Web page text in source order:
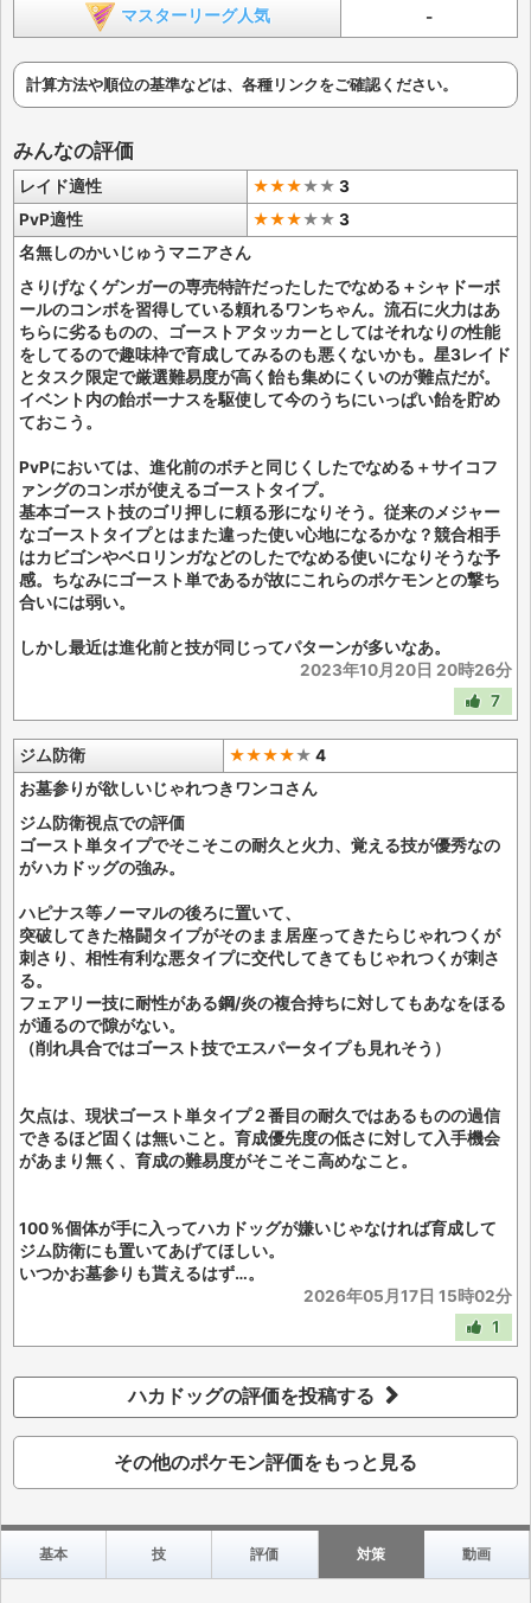
マスターリーグ人気 -
計算方法や順位の基準などは、各種リンクをご確認ください。
みんなの評価
レイド適性 ★★★★★ 3
PvP適性
★★★★★ 3
名無しのかいじゅうマニアさん
さりげなくゲンガーの専売特許だったしたでなめる＋シャドーボ
ールのコンボを習得している頼れるワンちゃん。流石に火力はあ
ちらに劣るものの、ゴーストアタッカーとしてはそれなりの性能
をしてるので趣味枠で育成してみるのも悪くないかも。星3レイド
とタスク限定で厳選難易度が高く飴も集めにくいのが難点だが。
イベント内の飴ボーナスを駆使して今のうちにいっぱい飴を貯め
ておこう。
PvPにおいては、進化前のボチと同じくしたでなめる＋サイコフ
ァングのコンボが使えるゴーストタイプ。
基本ゴースト技のゴリ押しに頼る形になりそう。従来のメジャー
なゴーストタイプとはまた違った使い心地になるかな？競合相手
はカビゴンやベロリンガなどのしたでなめる使いになりそうな予
感。ちなみにゴースト単であるが故にこれらのポケモンとの撃ち
合いには弱い。
しかし最近は進化前と技が同じってパターンが多いなあ。
2023年10月20日 20時26分
7
ジム防衛 ★★★★★ 4
お墓参りが欲しいじゃれつきワンコさん
ジム防衛視点での評価
ゴースト単タイプでそこそこの耐久と火力、覚える技が優秀なの
がハカドッグの強み。
ハピナス等ノーマルの後ろに置いて、
突破してきた格闘タイプがそのまま居座ってきたらじゃれつくが
刺さり、相性有利な悪タイプに交代してきてもじゃれつくが刺さ
る。
フェアリー技に耐性がある鋼/炎の複合持ちに対してもあなをほる
が通るので隙がない。
（削れ具合ではゴースト技でエスパータイプも見れそう）
欠点は、現状ゴースト単タイプ２番目の耐久ではあるものの過信
できるほど固くは無いこと。育成優先度の低さに対して入手機会
があまり無く、育成の難易度がそこそこ高めなこと。
100％個体が手に入ってハカドッグが嫌いじゃなければ育成して
ジム防衛にも置いてあげてほしい。
いつかお墓参りも貰えるはず…。
2026年05月17日 15時02分
1
ハカドッグの評価を投稿する
その他のポケモン評価をもっと見る
基本 技 評価 対策 動画